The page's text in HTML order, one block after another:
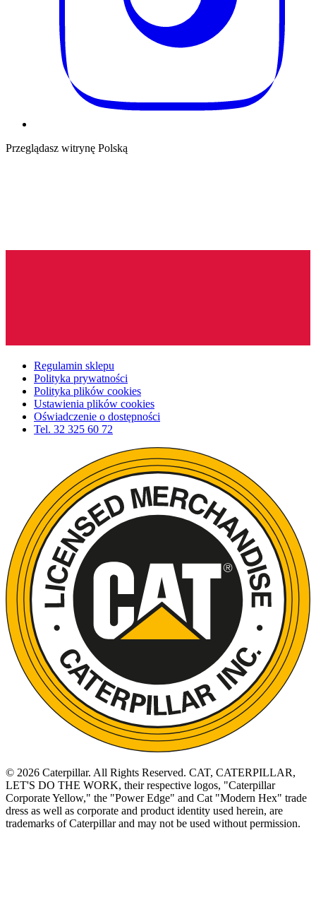
Przeglądasz witrynę Polską
Regulamin sklepu
Polityka prywatności
Polityka plików cookies
Ustawienia plików cookies
Oświadczenie o dostępności
Tel. 32 325 60 72
© 2026 Caterpillar. All Rights Reserved. CAT, CATERPILLAR,
LET'S DO THE WORK, their respective logos, "Caterpillar
Corporate Yellow," the "Power Edge" and Cat "Modern Hex" trade
dress as well as corporate and product identity used herein, are
trademarks of Caterpillar and may not be used without permission.